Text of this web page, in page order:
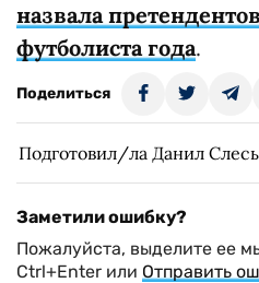
назвала
футболиста года.
Поделиться
Подготовил/ла Данил Слесь
Заметили ошибку?
Пожалуйста, выделите ее
Ctrl+Enter или Отправить